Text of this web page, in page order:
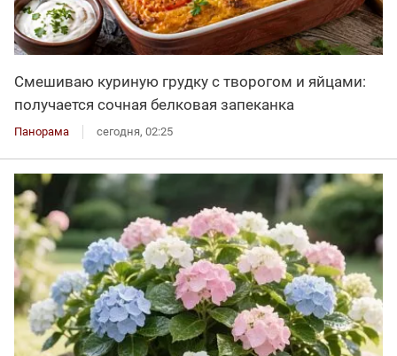
Смешиваю куриную грудку с творогом и яйцами:
получается сочная белковая запеканка
Панорама сегодня, 02:25